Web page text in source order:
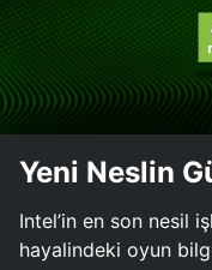
Yeni Neslin
Intel’in en son nesil
hayalindeki oyun